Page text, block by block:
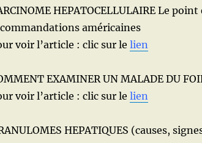
HEPATOCELLULAIRE Le
américaines
voir l’article : clic sur le lien
EXAMINER UN MALADE DU
voir l’article : clic sur le lien
HEPATIQUES (causes,